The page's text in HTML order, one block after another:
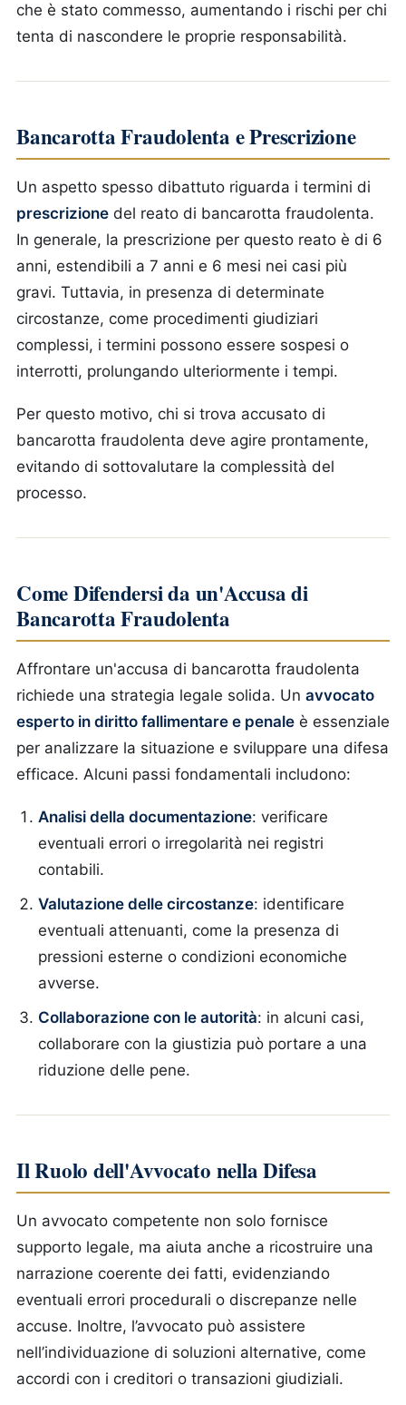
che è stato commesso, aumentando i rischi per chi
tenta di nascondere le proprie responsabilità.
Bancarotta Fraudolenta e Prescrizione
Un aspetto spesso dibattuto riguarda i termini di
prescrizione del reato di bancarotta fraudolenta.
In generale, la prescrizione per questo reato è di 6
anni, estendibili a 7 anni e 6 mesi nei casi più
gravi. Tuttavia, in presenza di determinate
circostanze, come procedimenti giudiziari
complessi, i termini possono essere sospesi o
interrotti, prolungando ulteriormente i tempi.
Per questo motivo, chi si trova accusato di
bancarotta fraudolenta deve agire prontamente,
evitando di sottovalutare la complessità del
processo.
Come Difendersi da un'Accusa di
Bancarotta Fraudolenta
Affrontare un'accusa di bancarotta fraudolenta
richiede una strategia legale solida. Un avvocato
esperto in diritto fallimentare e penale è essenziale
per analizzare la situazione e sviluppare una difesa
efficace. Alcuni passi fondamentali includono:
Analisi della documentazione: verificare
eventuali errori o irregolarità nei registri
contabili.
Valutazione delle circostanze: identificare
eventuali attenuanti, come la presenza di
pressioni esterne o condizioni economiche
avverse.
Collaborazione con le autorità: in alcuni casi,
collaborare con la giustizia può portare a una
riduzione delle pene.
Il Ruolo dell'Avvocato nella Difesa
Un avvocato competente non solo fornisce
supporto legale, ma aiuta anche a ricostruire una
narrazione coerente dei fatti, evidenziando
eventuali errori procedurali o discrepanze nelle
accuse. Inoltre, l’avvocato può assistere
nell’individuazione di soluzioni alternative, come
accordi con i creditori o transazioni giudiziali.